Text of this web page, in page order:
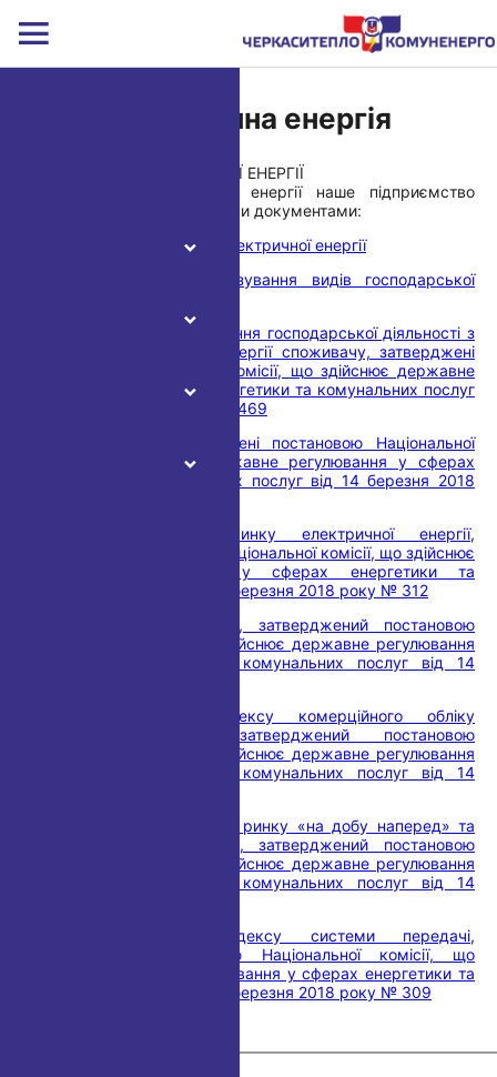
Електрична енергія
ПОСТАЧАННЯ ЕЛЕКТРИЧНОЇ ЕНЕРГІЇ
В постачанні електричної енергії наше підприємство
керується такими основними документами:
Закон України Про ринок електричної енергії
Закон України Про ліцензування видів господарської
Ліцензійні умови провадження господарської діяльності з
постачання електричної енергії споживачу, затверджені
постановою Національної комісії, що здійснює державне
регулювання у сферах енергетики та комунальних послуг
від 27 грудня 2017 року № 1469
Правила ринку, затверджені постановою Національної
комісії, що здійснює державне регулювання у сферах
енергетики та комунальних послуг від 14 березня 2018
Правила роздрібного ринку електричної енергії,
затверджені постановою Національної комісії, що здійснює
державне регулювання у сферах енергетики та
комунальних послуг від 14 березня 2018 року № 312
Кодекс систем розподілу, затверджений постановою
Національної комісії, що здійснює державне регулювання
у сферах енергетики та комунальних послуг від 14
Про затвердження Кодексу комерційного обліку
електричної енергії, затверджений постановою
Національної комісії, що здійснює державне регулювання
у сферах енергетики та комунальних послуг від 14
Про затвердження Правил ринку «на добу наперед» та
внутрішньодобового ринку, затверджений постановою
Національної комісії, що здійснює державне регулювання
у сферах енергетики та комунальних послуг від 14
Про затвердження Кодексу системи передачі,
затверджений постановою Національної комісії, що
здійснює державне регулювання у сферах енергетики та
комунальних послуг від 14 березня 2018 року № 309